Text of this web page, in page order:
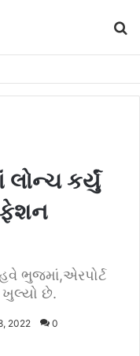
લોન્ચ કર્યું
ભુજમાં,એરપોર્ટ
ખુલ્યો છે.
2022 0